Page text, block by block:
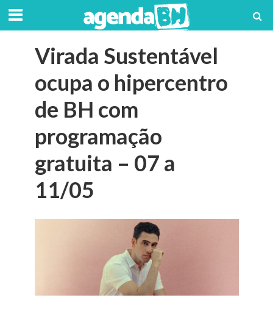
Virada Sustentável
ocupa o hipercentro
de BH com
programação
gratuita – 07 a
11/05